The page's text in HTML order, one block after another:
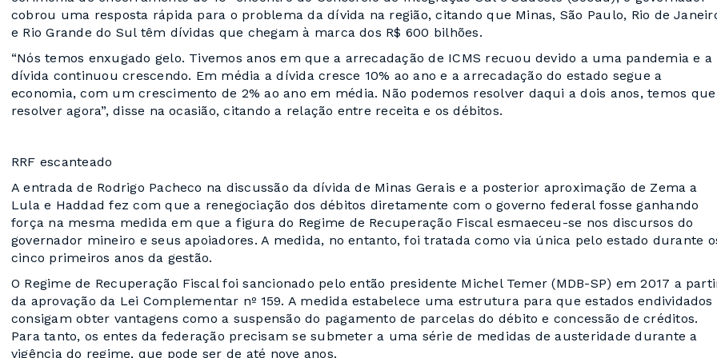
cobrou uma resposta rápida para o problema da dívida na região, citando que Minas, São Paulo, Rio de
e Rio Grande do Sul têm dívidas que chegam à marca dos R$ 600 bilhões.
“Nós temos enxugado gelo. Tivemos anos em que a arrecadação de ICMS recuou devido a uma pandemia e a
dívida continuou crescendo. Em média a dívida cresce 10% ao ano e a arrecadação do estado segue a
economia, com um crescimento de 2% ao ano em média. Não podemos resolver daqui a dois anos, temos que
resolver agora”, disse na ocasião, citando a relação entre receita e os débitos.
RRF escanteado
A entrada de Rodrigo Pacheco na discussão da dívida de Minas Gerais e a posterior aproximação de Zema a
Lula e Haddad fez com que a renegociação dos débitos diretamente com o governo federal fosse ganhando
força na mesma medida em que a figura do Regime de Recuperação Fiscal esmaeceu-se nos discursos do
governador mineiro e seus apoiadores. A medida, no entanto, foi tratada como via única pelo estado durante
cinco primeiros anos da gestão.
O Regime de Recuperação Fiscal foi sancionado pelo então presidente Michel Temer (MDB-SP) em 2017 a
da aprovação da Lei Complementar nº 159. A medida estabelece uma estrutura para que estados endividados
consigam obter vantagens como a suspensão do pagamento de parcelas do débito e concessão de créditos.
Para tanto, os entes da federação precisam se submeter a uma série de medidas de austeridade durante a
vigência do regime, que pode ser de até nove anos.